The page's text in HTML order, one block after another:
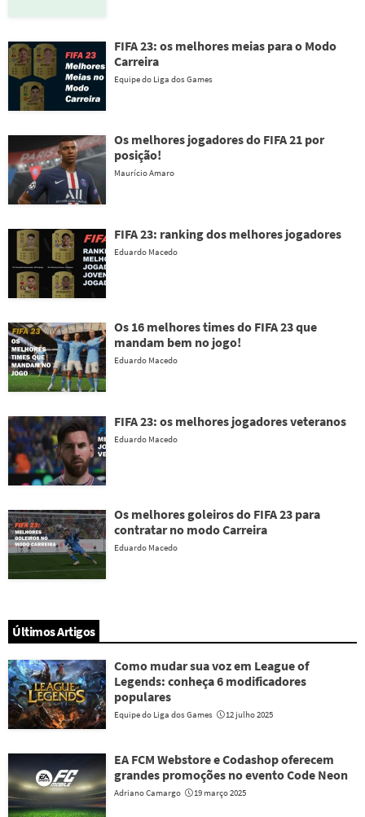
FIFA 23: os melhores meias para o Modo
Carreira
Equipe do Liga dos Games
Os melhores jogadores do FIFA 21 por
posição!
Maurício Amaro
FIFA 23: ranking dos melhores jogadores
Eduardo Macedo
Os 16 melhores times do FIFA 23 que
mandam bem no jogo!
Eduardo Macedo
FIFA 23: os melhores jogadores veteranos
Eduardo Macedo
Os melhores goleiros do FIFA 23 para
contratar no modo Carreira
Eduardo Macedo
Últimos Artigos
Como mudar sua voz em League of
Legends: conheça 6 modificadores
populares
Equipe do Liga dos Games 12 julho 2025
EA FCM Webstore e Codashop oferecem
grandes promoções no evento Code Neon
Adriano Camargo 19 março 2025